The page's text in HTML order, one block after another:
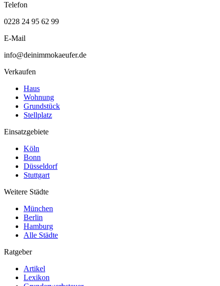
Telefon
0228 24 95 62 99
E-Mail
info@deinimmokaeufer.de
Verkaufen
Haus
Wohnung
Grundstück
Stellplatz
Einsatzgebiete
Köln
Bonn
Düsseldorf
Stuttgart
Weitere Städte
München
Berlin
Hamburg
Alle Städte
Ratgeber
Artikel
Lexikon